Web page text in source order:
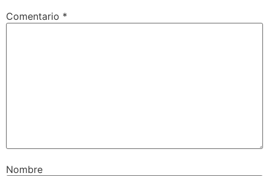
Comentario *
Nombre